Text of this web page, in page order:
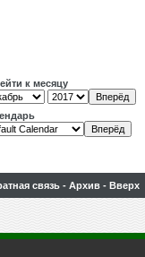
к месяцу
связь - Архив - Вверх